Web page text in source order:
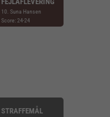
10. Suna Hansen
Score: 24-24
STRAFFEMÅL